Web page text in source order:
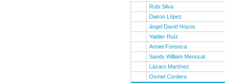
Rubi Silva
Dairon López
ángel David Hoyos
Yaidier Ruíz
Anniel Fonseca
Sandy William Menocal
Lázaro Martínez
Osmel Cordero